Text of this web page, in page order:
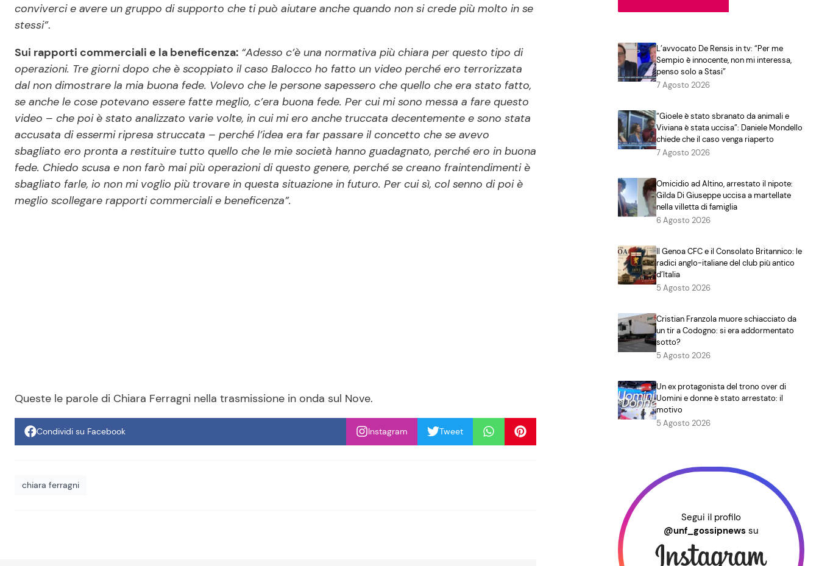
conviverci e avere un gruppo di supporto che ti può aiutare anche quando non si crede più molto in se
stessi”.
Sui rapporti commerciali e la beneficenza: “Adesso c’è una normativa più chiara per questo tipo di
operazioni. Tre giorni dopo che è scoppiato il caso Balocco ho fatto un video perché ero terrorizzata
dal non dimostrare la mia buona fede. Volevo che le persone sapessero che quello che era stato fatto,
se anche le cose potevano essere fatte meglio, c’era buona fede. Per cui mi sono messa a fare questo
video – che poi è stato analizzato varie volte, in cui mi ero anche truccata decentemente e sono stata
accusata di essermi ripresa struccata – perché l’idea era far passare il concetto che se avevo
sbagliato ero pronta a restituire tutto quello che le mie società hanno guadagnato, perché ero in buona
fede. Chiedo scusa e non farò mai più operazioni di questo genere, perché se creano fraintendimenti è
sbagliato farle, io non mi voglio più trovare in questa situazione in futuro. Per cui sì, col senno di poi è
meglio scollegare rapporti commerciali e beneficenza”.
Queste le parole di Chiara Ferragni nella trasmissione in onda sul Nove.
Condividi su Facebook Instagram Tweet
chiara ferragni
L’avvocato De Rensis in tv: “Per me
Sempio è innocente, non mi interessa,
penso solo a Stasi”
7 Agosto 2026
“Gioele è stato sbranato da animali e
Viviana è stata uccisa”: Daniele Mondello
chiede che il caso venga riaperto
7 Agosto 2026
Omicidio ad Altino, arrestato il nipote:
Gilda Di Giuseppe uccisa a martellate
nella villetta di famiglia
6 Agosto 2026
Il Genoa CFC e il Consolato Britannico: le
radici anglo-italiane del club più antico
d’Italia
5 Agosto 2026
Cristian Franzola muore schiacciato da
un tir a Codogno: si era addormentato
sotto?
5 Agosto 2026
Un ex protagonista del trono over di
Uomini e donne è stato arrestato: il
motivo
5 Agosto 2026
Segui il profilo
@unf_gossipnews su